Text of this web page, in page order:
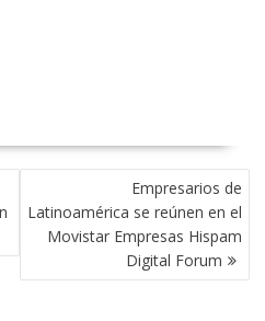
Empresarios de
Latinoamérica se reúnen en el
Movistar Empresas Hispam
Digital Forum